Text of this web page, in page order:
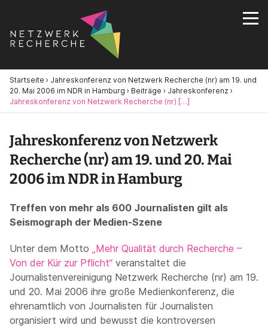
Startseite › Jahreskonferenz von Netzwerk Recherche (nr) am 19. und
20. Mai 2006 im NDR in Hamburg › Beiträge › Jahreskonferenz ›
Jahreskonferenz von Netzwerk Recherche (nr) […]
Jahreskonferenz von Netzwerk
Recherche (nr) am 19. und 20. Mai
2006 im NDR in Hamburg
Treffen von mehr als 600 Journalisten gilt als
Seismograph der Medien-Szene
Unter dem Motto „Mehr Qualität durch Recherche –
Von der Kür zur Pflicht“ veranstaltet die
Journalistenvereinigung Netzwerk Recherche (nr) am 19.
und 20. Mai 2006 ihre große Medienkonferenz, die
ehrenamtlich von Journalisten für Journalisten
organisiert wird und bewusst die kontroversen